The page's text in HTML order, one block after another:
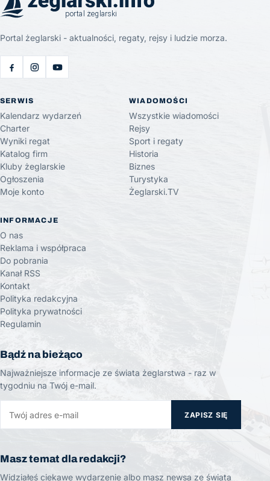
Portal żeglarski - aktualności, regaty, rejsy i ludzie morza.
SERWIS
Kalendarz wydarzeń
Charter
Wyniki regat
Katalog firm
Kluby żeglarskie
Ogłoszenia
Moje konto
WIADOMOŚCI
Wszystkie wiadomości
Rejsy
Sport i regaty
Historia
Biznes
Turystyka
Żeglarski.TV
INFORMACJE
O nas
Reklama i współpraca
Do pobrania
Kanał RSS
Kontakt
Polityka redakcyjna
Polityka prywatności
Regulamin
Bądź na bieżąco
Najważniejsze informacje ze świata żeglarstwa - raz w
tygodniu na Twój e-mail.
ZAPISZ SIĘ
Masz temat dla redakcji?
Widziałeś ciekawe wydarzenie albo masz newsa ze świata